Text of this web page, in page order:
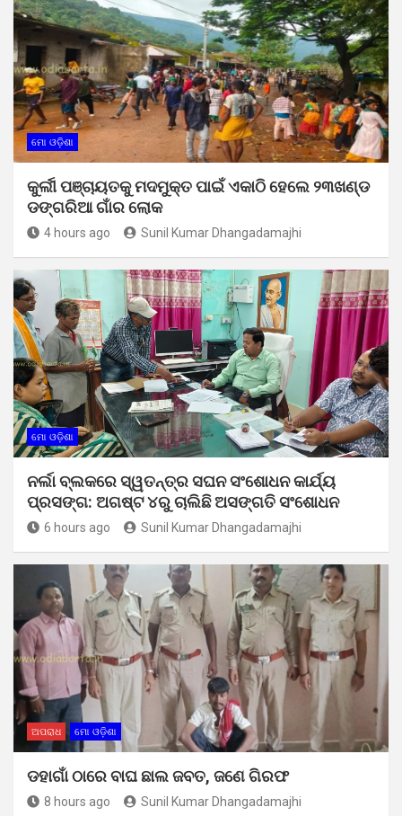
ମୋ ଓଡ଼ିଶା
କୁର୍ଲୀ ପଞ୍ଚାୟତକୁ ମଦମୁକ୍ତ ପାଇଁ ଏକାଠି ହେଲେ ୨୩ଖଣ୍ଡ
ଡଙ୍ଗରିଆ ଗାଁର ଲୋକ
4 hours ago Sunil Kumar Dhangadamajhi
ମୋ ଓଡ଼ିଶା
ନର୍ଲା ବ୍ଲକରେ ସ୍ୱତନ୍ତ୍ର ସଘନ ସଂଶୋଧନ କାର୍ଯ୍ୟ
ପ୍ରସଙ୍ଗ: ଅଗଷ୍ଟ ୪ରୁ ଚାଲିଛି ଅସଙ୍ଗତି ସଂଶୋଧନ
6 hours ago Sunil Kumar Dhangadamajhi
ଅପରାଧ ମୋ ଓଡ଼ିଶା
ଡହାଗାଁ ଠାରେ ବାଘ ଛାଲ ଜବତ, ଜଣେ ଗିରଫ
8 hours ago Sunil Kumar Dhangadamajhi